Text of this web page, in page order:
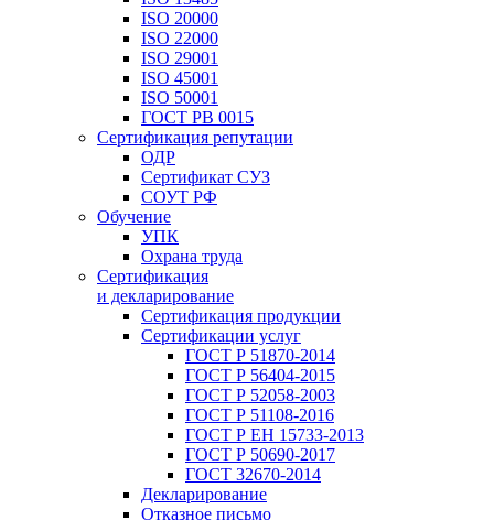
ISO 20000
ISO 22000
ISO 29001
ISO 45001
ISO 50001
ГОСТ РВ 0015
Сертификация репутации
ОДР
Сертификат СУЗ
СОУТ РФ
Обучение
УПК
Охрана труда
Сертификация
и декларирование
Сертификация продукции
Сертификации услуг
ГОСТ Р 51870-2014
ГОСТ Р 56404-2015
ГОСТ Р 52058-2003
ГОСТ Р 51108-2016
ГОСТ Р ЕН 15733-2013
ГОСТ Р 50690-2017
ГОСТ 32670-2014
Декларирование
Отказное письмо